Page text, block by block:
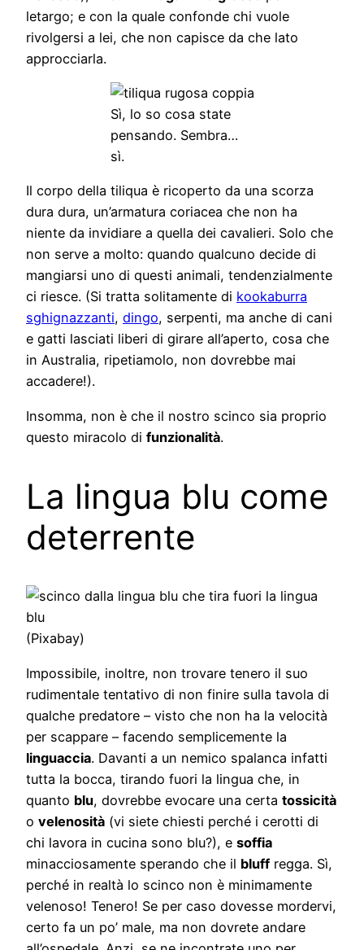
letargo; e con la quale confonde chi vuole
rivolgersi a lei, che non capisce da che lato
approcciarla.
Sì, lo so cosa state
pensando. Sembra…
sì.
Il corpo della tiliqua è ricoperto da una scorza
dura dura, un’armatura coriacea che non ha
niente da invidiare a quella dei cavalieri. Solo che
non serve a molto: quando qualcuno decide di
mangiarsi uno di questi animali, tendenzialmente
ci riesce. (Si tratta solitamente di kookaburra
sghignazzanti, dingo, serpenti, ma anche di cani
e gatti lasciati liberi di girare all’aperto, cosa che
in Australia, ripetiamolo, non dovrebbe mai
accadere!).
Insomma, non è che il nostro scinco sia proprio
questo miracolo di funzionalità.
La lingua blu come
deterrente
(Pixabay)
Impossibile, inoltre, non trovare tenero il suo
rudimentale tentativo di non finire sulla tavola di
qualche predatore – visto che non ha la velocità
per scappare – facendo semplicemente la
linguaccia. Davanti a un nemico spalanca infatti
tutta la bocca, tirando fuori la lingua che, in
quanto blu, dovrebbe evocare una certa tossicità
o velenosità (vi siete chiesti perché i cerotti di
chi lavora in cucina sono blu?), e soffia
minacciosamente sperando che il bluff regga. Sì,
perché in realtà lo scinco non è minimamente
velenoso! Tenero! Se per caso dovesse mordervi,
certo fa un po’ male, ma non dovrete andare